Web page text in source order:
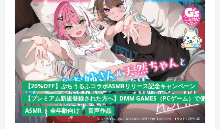
【20%OFF】ぷちうるふコラボASMRリリース記念キャンペーン
【プレミアム新規登録された方へ】DMM GAMES（PCゲーム）で使え
ASMR
全年齢向け 音声作品